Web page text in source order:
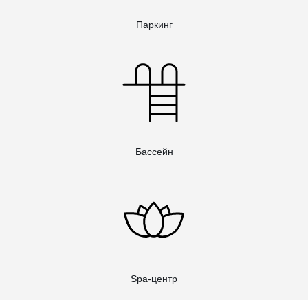
Паркинг
Бассейн
Spa-центр